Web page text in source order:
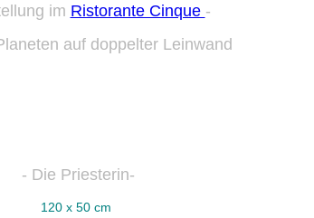
im Ristorante Cinque -
auf doppelter Leinwand
- Die Priesterin-
120 x 50 cm